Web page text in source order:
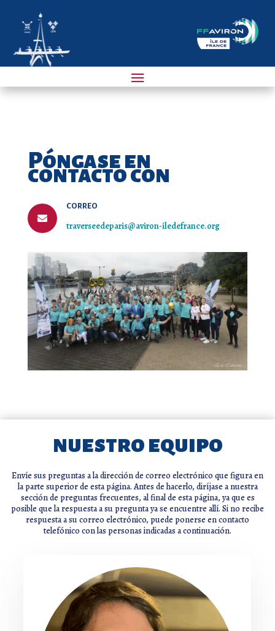
Póngase en
contacto con

CORREO
traverseedeparis@aviron-iledefrance.org
nuestro equipo
Envíe sus preguntas a la dirección de correo electrónico que figura en
la parte superior de esta página. Antes de hacerlo, diríjase a nuestra
sección de preguntas frecuentes, al final de esta página, ya que es
posible que la respuesta a su pregunta ya se encuentre allí. Si no recibe
respuesta a su correo electrónico, puede ponerse en contacto
telefónico con las personas indicadas a continuación.